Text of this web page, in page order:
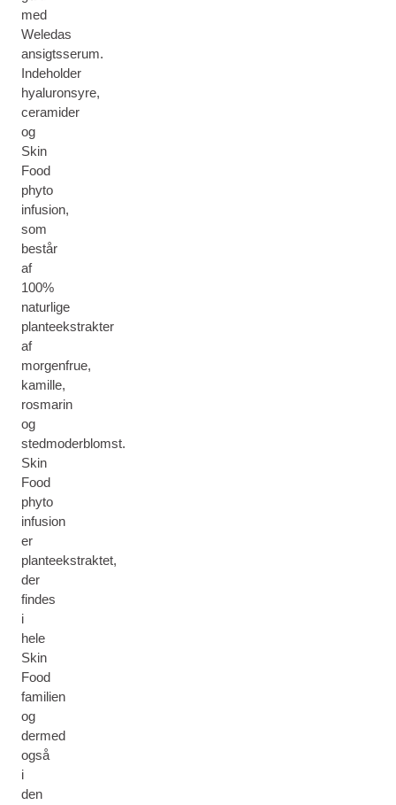
med
Weledas
ansigtsserum.
Indeholder
hyaluronsyre,
ceramider
og
Skin
Food
phyto
infusion,
som
består
af
100%
naturlige
planteekstrakter
af
morgenfrue,
kamille,
rosmarin
og
stedmoderblomst.
Skin
Food
phyto
infusion
er
planteekstraktet,
der
findes
i
hele
Skin
Food
familien
og
dermed
også
i
den